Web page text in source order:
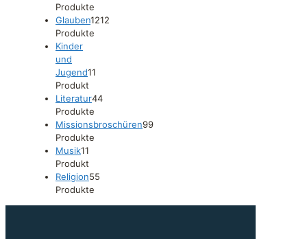
Produkte
Glauben1212
Produkte
Kinder
und
Jugend11
Produkt
Literatur44
Produkte
Missionsbroschüren99
Produkte
Musik11
Produkt
Religion55
Produkte